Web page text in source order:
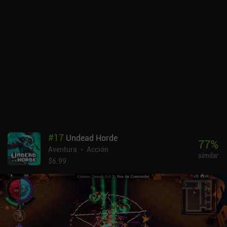
narrativos y algunas extrañas decisiones de diseño, Moth Lake es
un juego sólido que atrae a todos los aficionados al género de
terror sin pretensiones.
#17 Undead Horde
Aventura
Acción
$6.99
77%
similar